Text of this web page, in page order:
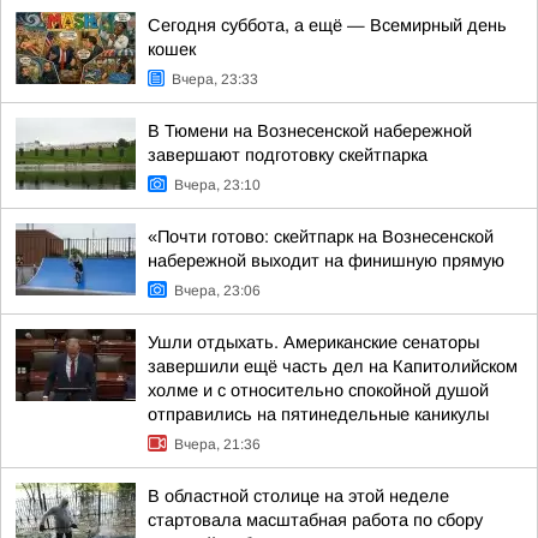
Сегодня суббота, а ещё — Всемирный день
кошек
Вчера, 23:33
В Тюмени на Вознесенской набережной
завершают подготовку скейтпарка
Вчера, 23:10
«Почти готово: скейтпарк на Вознесенской
набережной выходит на финишную прямую
Вчера, 23:06
Ушли отдыхать. Американские сенаторы
завершили ещё часть дел на Капитолийском
холме и с относительно спокойной душой
отправились на пятинедельные каникулы
Вчера, 21:36
В областной столице на этой неделе
стартовала масштабная работа по сбору